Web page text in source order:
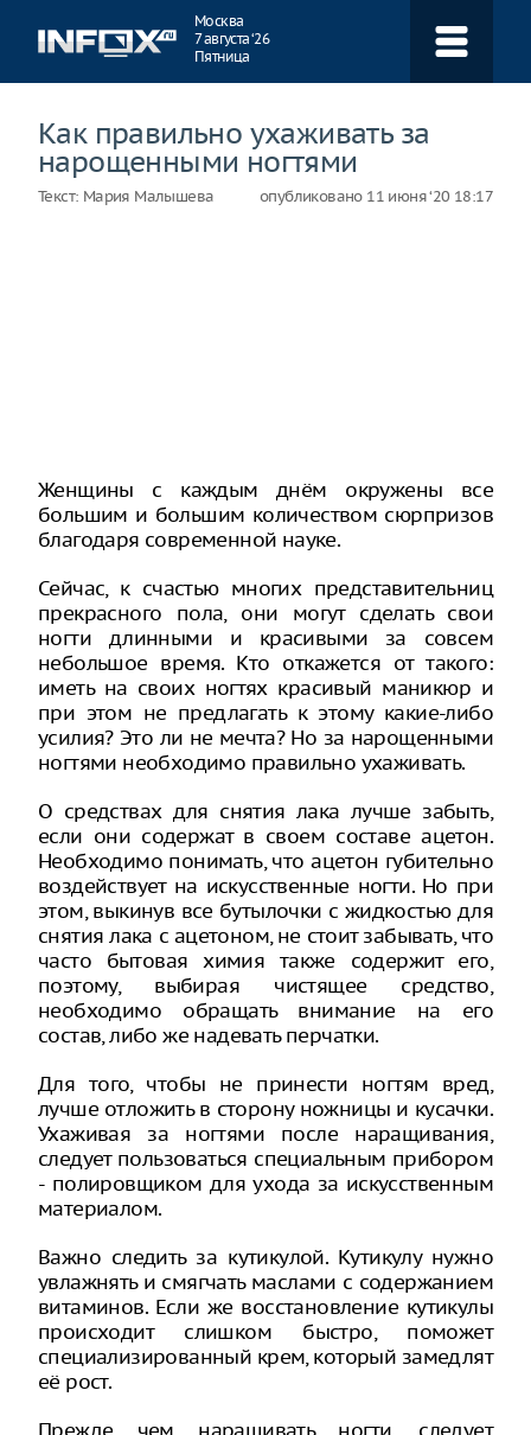
Москва
7 августа ‘26
Пятница
Как правильно ухаживать за
нарощенными ногтями
Текст: Мария Малышева опубликовано 11 июня ‘20 18:17
Женщины с каждым днём окружены все
большим и большим количеством сюрпризов
благодаря современной науке.
Сейчас, к счастью многих представительниц
прекрасного пола, они могут сделать свои
ногти длинными и красивыми за совсем
небольшое время. Кто откажется от такого:
иметь на своих ногтях красивый маникюр и
при этом не предлагать к этому какие-либо
усилия? Это ли не мечта? Но за нарощенными
ногтями необходимо правильно ухаживать.
О средствах для снятия лака лучше забыть,
если они содержат в своем составе ацетон.
Необходимо понимать, что ацетон губительно
воздействует на искусственные ногти. Но при
этом, выкинув все бутылочки с жидкостью для
снятия лака с ацетоном, не стоит забывать, что
часто бытовая химия также содержит его,
поэтому, выбирая чистящее средство,
необходимо обращать внимание на его
состав, либо же надевать перчатки.
Для того, чтобы не принести ногтям вред,
лучше отложить в сторону ножницы и кусачки.
Ухаживая за ногтями после наращивания,
следует пользоваться специальным прибором
- полировщиком для ухода за искусственным
материалом.
Важно следить за кутикулой. Кутикулу нужно
увлажнять и смягчать маслами с содержанием
витаминов. Если же восстановление кутикулы
происходит слишком быстро, поможет
специализированный крем, который замедлят
её рост.